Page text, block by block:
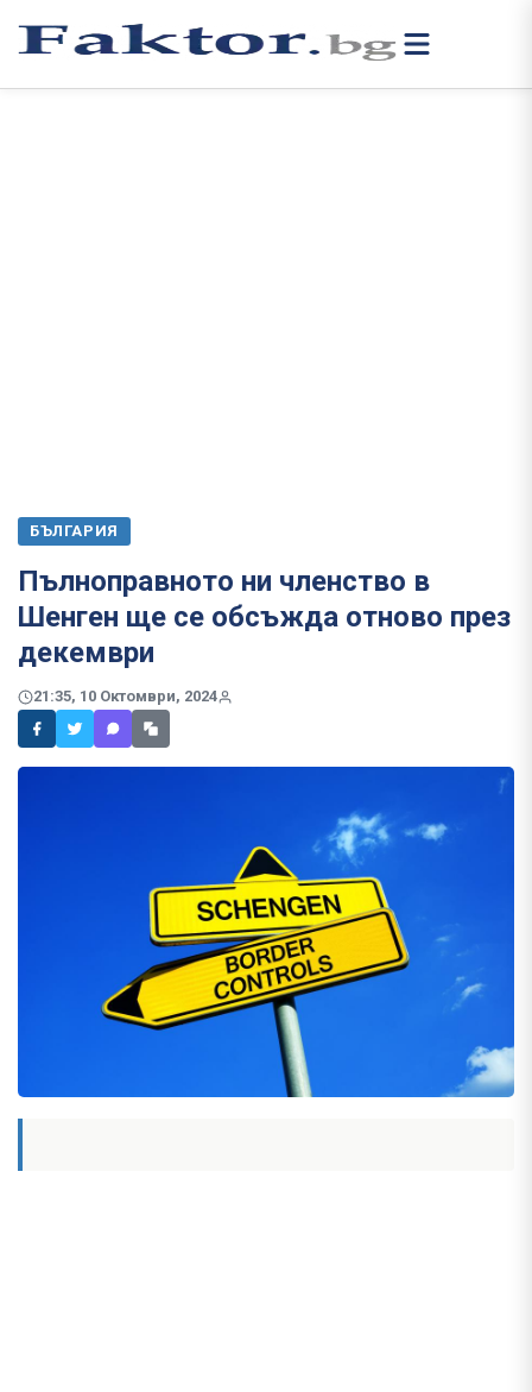
БЪЛГАРИЯ
Пълноправното ни членство в
Шенген ще се обсъжда отново през
декември
21:35, 10 Октомври, 2024